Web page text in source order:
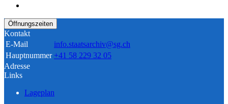
Öffnungszeiten
Kontakt
E-Mail
info.staatsarchiv@sg.ch
Hauptnummer +41 58 229 32 05
Adresse
Links
Lageplan